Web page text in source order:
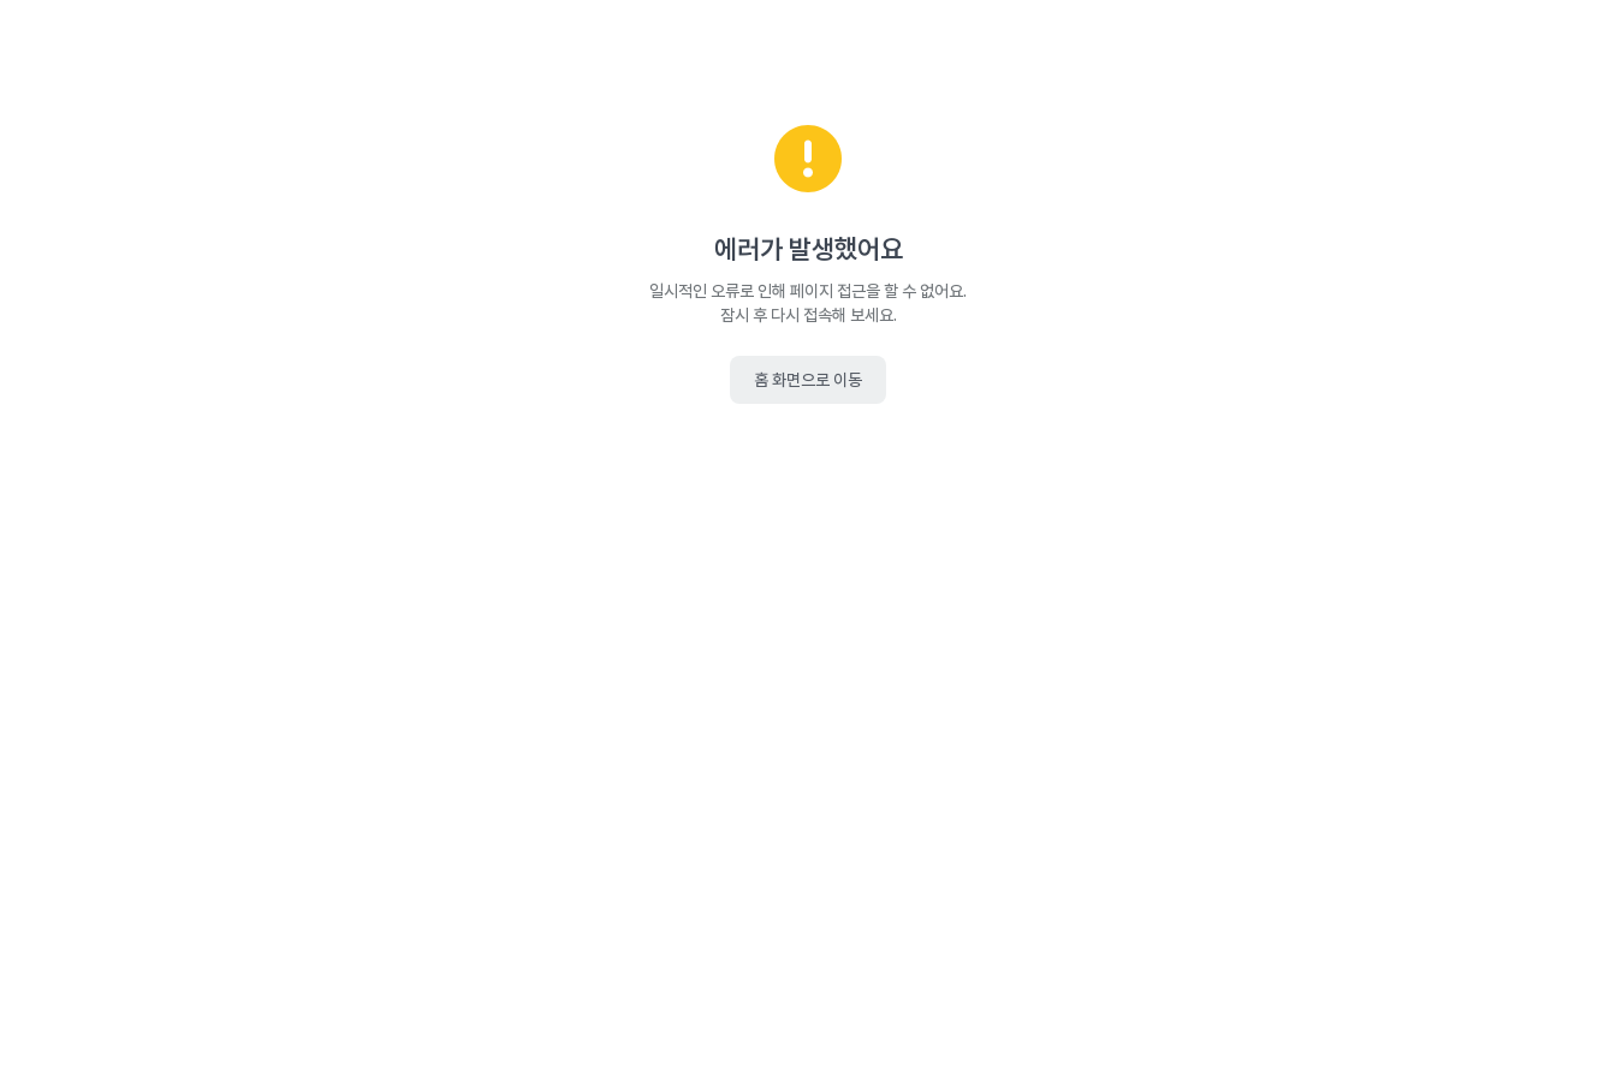
에러가 발생했어요
일시적인 오류로 인해 페이지 접근을 할 수 없어요.
잠시 후 다시 접속해 보세요.
홈 화면으로 이동